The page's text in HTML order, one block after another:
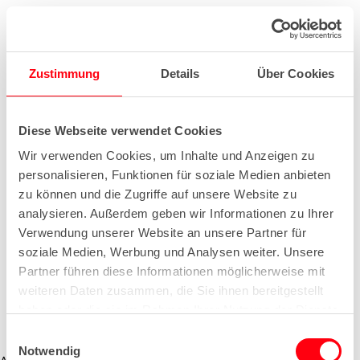
Zustimmung Details Über Cookies
Diese Webseite verwendet Cookies
Wir verwenden Cookies, um Inhalte und Anzeigen zu
personalisieren, Funktionen für soziale Medien anbieten
zu können und die Zugriffe auf unsere Website zu
analysieren. Außerdem geben wir Informationen zu Ihrer
Verwendung unserer Website an unsere Partner für
soziale Medien, Werbung und Analysen weiter. Unsere
Partner führen diese Informationen möglicherweise mit
weiteren Daten zusammen, die Sie ihnen bereitgestellt
Notwendig